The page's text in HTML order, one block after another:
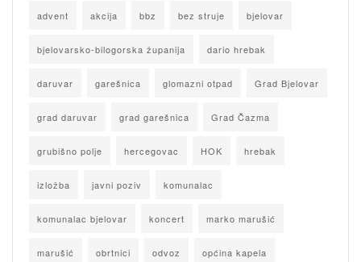
advent akcija bbz bez struje bjelovar
bjelovarsko-bilogorska županija dario hrebak
daruvar garešnica glomazni otpad Grad Bjelovar
grad daruvar grad garešnica Grad Čazma
grubišno polje hercegovac HOK hrebak
izložba javni poziv komunalac
komunalac bjelovar koncert marko marušić
marušić obrtnici odvoz općina kapela